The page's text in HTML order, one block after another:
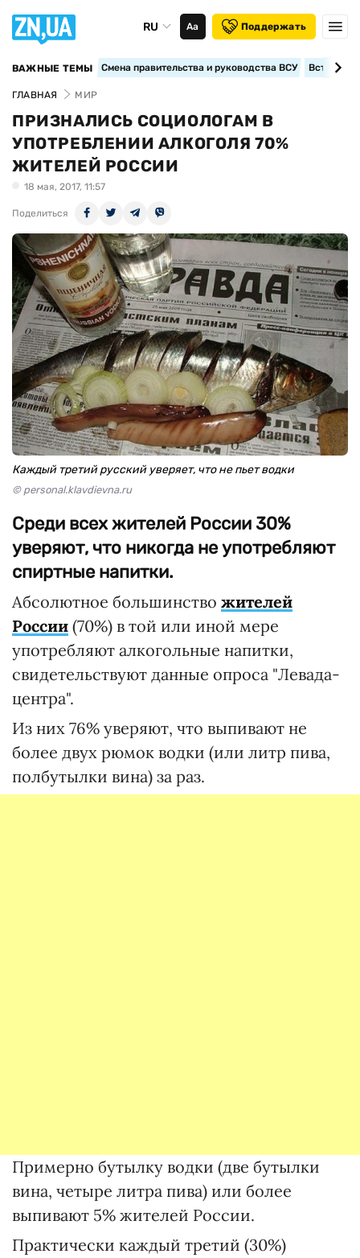
RU Аа Поддержать
ВАЖНЫЕ ТЕМЫ Смена правительства и руководства ВСУ
ГЛАВНАЯ МИР
ПРИЗНАЛИСЬ СОЦИОЛОГАМ В
УПОТРЕБЛЕНИИ АЛКОГОЛЯ 70%
ЖИТЕЛЕЙ РОССИИ
18 мая, 2017, 11:57
Поделиться
Каждый третий русский уверяет, что не пьет водки
© personal.klavdievna.ru
Среди всех жителей России 30%
уверяют, что никогда не употребляют
спиртные напитки.
Абсолютное большинство жителей
России (70%) в той или иной мере
употребляют алкогольные напитки,
свидетельствуют данные опроса "Левада-
центра".
Из них 76% уверяют, что выпивают не
более двух рюмок водки (или литр пива,
полбутылки вина) за раз.
Примерно бутылку водки (две бутылки
вина, четыре литра пива) или более
выпивают 5% жителей России.
Практически каждый третий (30%)